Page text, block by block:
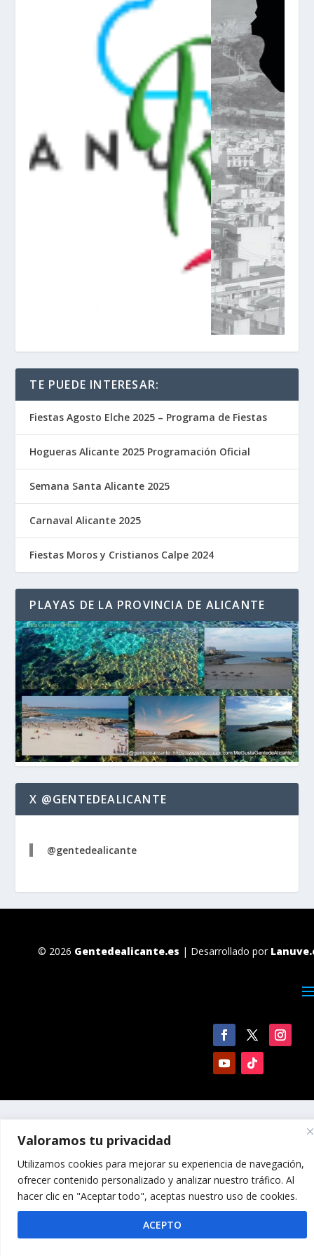
Valoramos tu privacidad
Utilizamos cookies para mejorar su experiencia de navegación,
ofrecer contenido personalizado y analizar nuestro tráfico. Al
hacer clic en "Aceptar todo", aceptas nuestro uso de cookies.
ACEPTO
TE PUEDE INTERESAR:
Fiestas Agosto Elche 2025 – Programa de Fiestas
Hogueras Alicante 2025 Programación Oficial
Semana Santa Alicante 2025
Carnaval Alicante 2025
Fiestas Moros y Cristianos Calpe 2024
PLAYAS DE LA PROVINCIA DE ALICANTE
X @GENTEDEALICANTE
@gentedealicante
© 2026 Gentedealicante.es | Desarrollado por